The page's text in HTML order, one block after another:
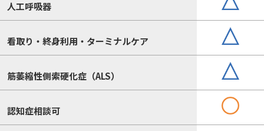
人工呼吸器
看取り・終身利用・ターミナルケア
筋萎縮性側索硬化症（ALS）
認知症相談可